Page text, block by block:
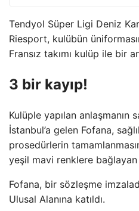
Tendyol Süper Ligi Deniz
Riesport, kulübün
Fransız takımı kulüp ile bir
3 bir kayıp!
Kulüple yapılan anlaşmanın
İstanbul’a gelen Fofana,
prosedürlerin
yeşil mavi renklere
Fofana, bir sözleşme
Ulusal Alanına katıldı.